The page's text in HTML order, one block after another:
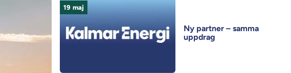
19 maj
Ny partner – samma
uppdrag